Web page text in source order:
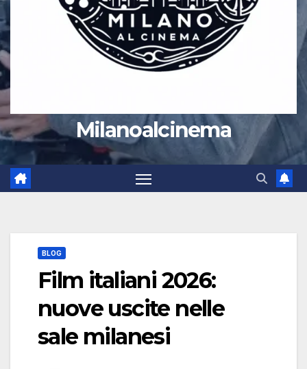
Milanoalcinema
BLOG
Film italiani 2026:
nuove uscite nelle
sale milanesi